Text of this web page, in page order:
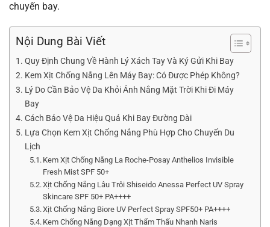
chuyến bay.
Nội Dung Bài Viết
Quy Định Chung Về Hành Lý Xách Tay Và Ký Gửi Khi Bay
Kem Xịt Chống Nắng Lên Máy Bay: Có Được Phép Không?
Lý Do Cần Bảo Vệ Da Khỏi Ánh Nắng Mặt Trời Khi Đi Máy
Bay
Cách Bảo Vệ Da Hiệu Quả Khi Bay Đường Dài
Lựa Chọn Kem Xịt Chống Nắng Phù Hợp Cho Chuyến Du
Lịch
Kem Xịt Chống Nắng La Roche-Posay Anthelios Invisible
Fresh Mist SPF 50+
Xịt Chống Nắng Lâu Trôi Shiseido Anessa Perfect UV Spray
Skincare SPF 50+ PA++++
Xịt Chống Nắng Biore UV Perfect Spray SPF50+ PA++++
Kem Chống Nắng Dạng Xịt Thẩm Thấu Nhanh Naris